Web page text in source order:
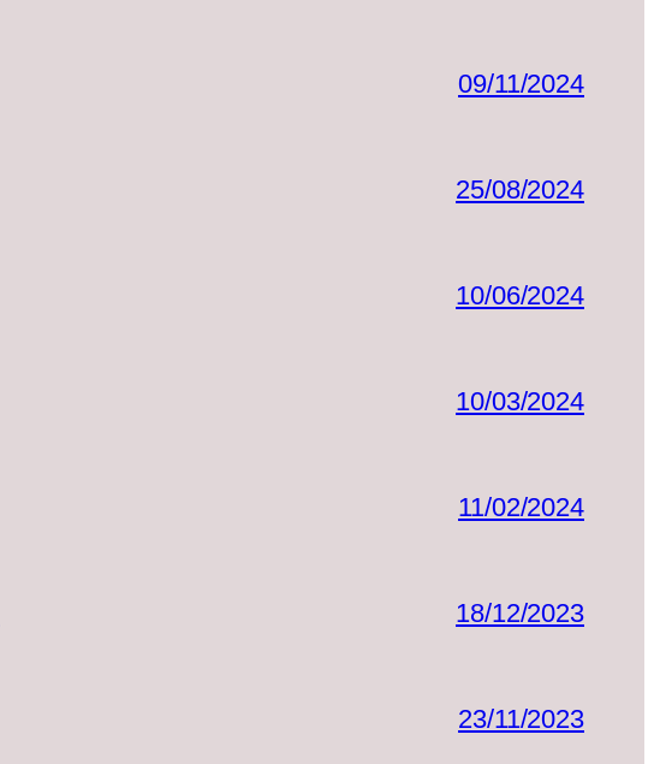
09/11/2024
25/08/2024
10/06/2024
10/03/2024
11/02/2024
18/12/2023
23/11/2023